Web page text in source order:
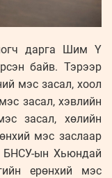
дарга Шим Ү
байв. Тэрээр
мэс засал, хоол
засал, хэвлийн
засал, хөлийн
мэс заслаар
ын Хьюндай
ерөнхий мэс